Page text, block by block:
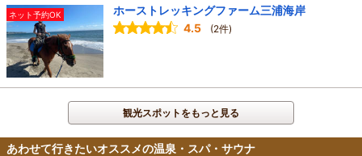
ネット予約OK
ホーストレッキングファーム三浦海岸
4.5
(2件)
観光スポットをもっと見る
あわせて行きたいオススメの温泉・スパ・サウナ